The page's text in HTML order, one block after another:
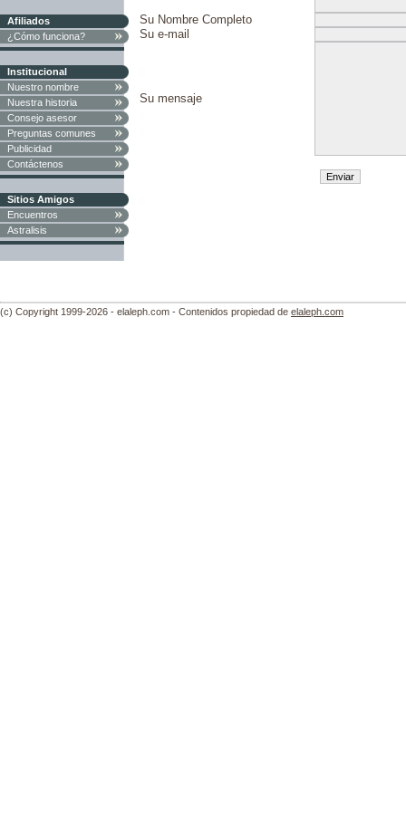
Afiliados
¿Cómo funciona?
Institucional
Nuestro nombre
Nuestra historia
Consejo asesor
Preguntas comunes
Publicidad
Contáctenos
Sitios Amigos
Encuentros
Astralisis
Su Nombre Completo
Su e-mail
Su mensaje
(c) Copyright 1999-2026 - elaleph.com - Contenidos propiedad de elaleph.com